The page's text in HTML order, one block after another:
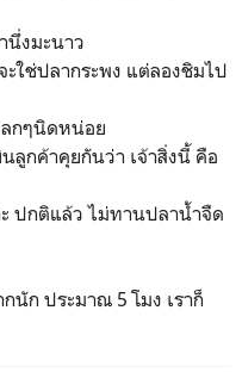
นึ่งมะนาว
ใช่ปลากระพง แต่ลองชิมไป
กๆนิดหน่อย
ลูกค้าคุยกันว่า เจ้าสิ่งนี้ คือ
ปกติแล้ว ไม่ทานปลาน้ำจืด
นัก ประมาณ 5 โมง เราก็